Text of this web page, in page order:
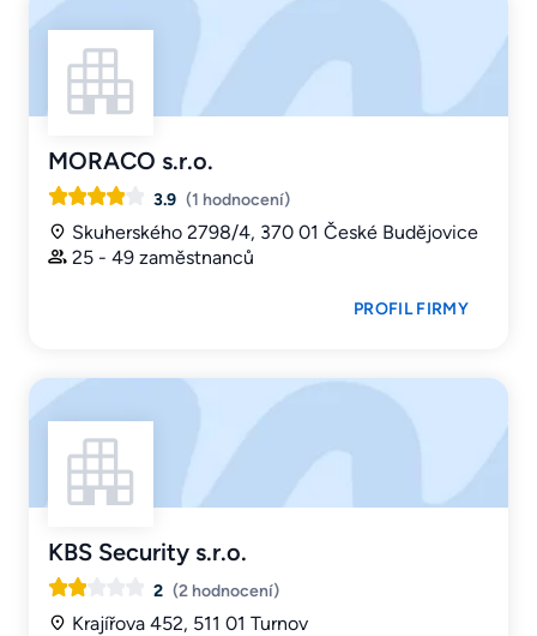
MORACO s.r.o.
3.9 (1 hodnocení)
Skuherského 2798/4, 370 01 České Budějovice
25 - 49 zaměstnanců
PROFIL FIRMY
KBS Security s.r.o.
2 (2 hodnocení)
Krajířova 452, 511 01 Turnov